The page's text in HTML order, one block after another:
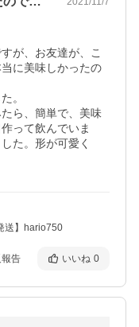
が、お友達が、こ
に美味しかったの
。
ら、簡単で、美味
って飲んでいま
た。形が可愛く
送】hario750
告 いいね 0